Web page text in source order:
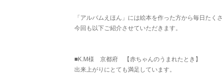
「アルバムえほん」には絵本を作った方から毎日たく
今回も以下ご紹介させていただきます。
■K.M様 京都府 【赤ちゃんのうまれたとき】
出来上がりにとても満足しています。